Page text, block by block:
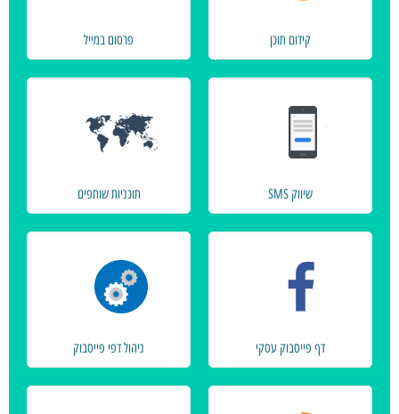
קידום תוכן
שיווק SMS
פרסום במייל
תוכניות שותפים
דף פייסבוק עסקי ניהול דפי פייסבוק